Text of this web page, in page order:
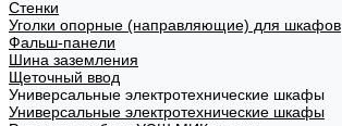
Стенки
Уголки опорные (направляющие) для шкафов
Фальш-панели
Шина заземления
Щеточный ввод
Универсальные электротехнические шкафы
Универсальные электротехнические шкафы